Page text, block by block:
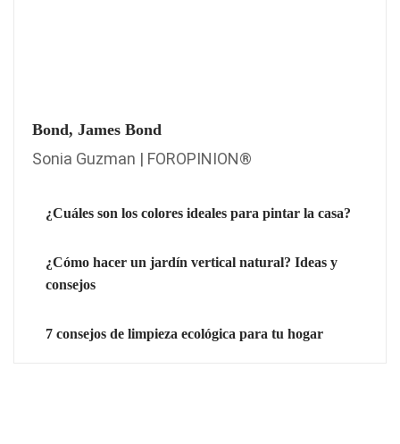
Bond, James Bond
Sonia Guzman | FOROPINION®
¿Cuáles son los colores ideales para pintar la casa?
¿Cómo hacer un jardín vertical natural? Ideas y
consejos
7 consejos de limpieza ecológica para tu hogar